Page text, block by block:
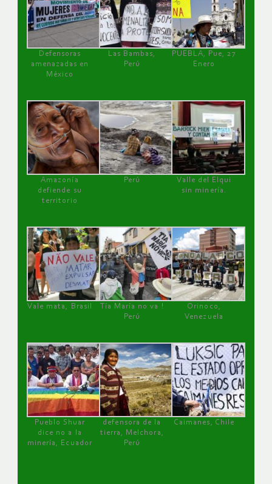
Defensoras
amenazadas en
México
Las Bambas,
Perú
PUEBLA, Pue, 27
Enero
Amazonía
defiende su
territorio
Perú
Valle del Elqui
sin minería.
Vale mata, Brasil
Tía María no va !
Perú
Orinoco,
Venezuela
Pueblo Shuar
dice no a la
minería, Ecuador
defensora de la
tierra, Melchora,
Perú
Caimanes, Chile